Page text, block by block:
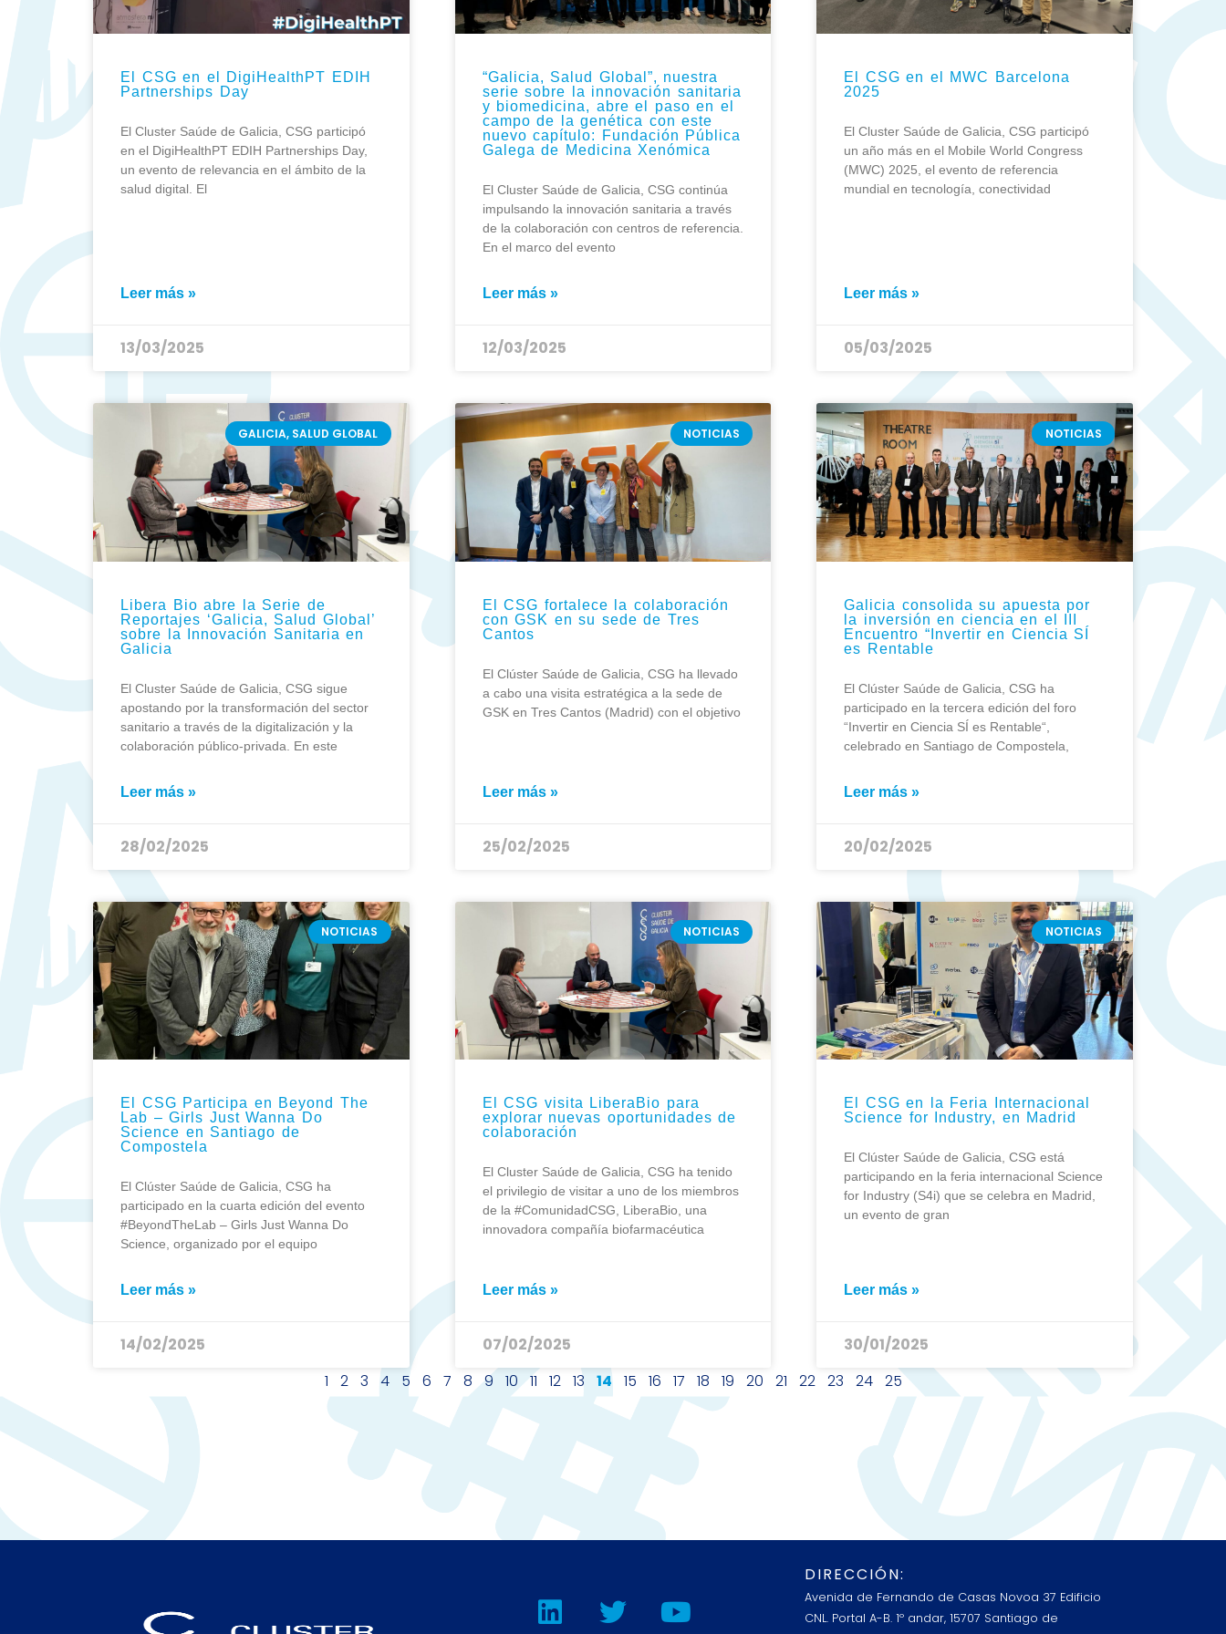
El CSG en el DigiHealthPT EDIH
Partnerships Day
El Cluster Saúde de Galicia, CSG participó
en el DigiHealthPT EDIH Partnerships Day,
un evento de relevancia en el ámbito de la
salud digital. El
Leer más »
13/03/2025
“Galicia, Salud Global”, nuestra
serie sobre la innovación sanitaria
y biomedicina, abre el paso en el
campo de la genética con este
nuevo capítulo: Fundación Pública
Galega de Medicina Xenómica
El Cluster Saúde de Galicia, CSG continúa
impulsando la innovación sanitaria a través
de la colaboración con centros de referencia.
En el marco del evento
Leer más »
12/03/2025
El CSG en el MWC Barcelona
2025
El Cluster Saúde de Galicia, CSG participó
un año más en el Mobile World Congress
(MWC) 2025, el evento de referencia
mundial en tecnología, conectividad
Leer más »
05/03/2025
GALICIA, SALUD GLOBAL
Libera Bio abre la Serie de
Reportajes ‘Galicia, Salud Global’
sobre la Innovación Sanitaria en
Galicia
El Cluster Saúde de Galicia, CSG sigue
apostando por la transformación del sector
sanitario a través de la digitalización y la
colaboración público-privada. En este
Leer más »
28/02/2025
NOTICIAS
El CSG fortalece la colaboración
con GSK en su sede de Tres
Cantos
El Clúster Saúde de Galicia, CSG ha llevado
a cabo una visita estratégica a la sede de
GSK en Tres Cantos (Madrid) con el objetivo
Leer más »
25/02/2025
NOTICIAS
Galicia consolida su apuesta por
la inversión en ciencia en el III
Encuentro “Invertir en Ciencia SÍ
es Rentable
El Clúster Saúde de Galicia, CSG ha
participado en la tercera edición del foro
“Invertir en Ciencia SÍ es Rentable“,
celebrado en Santiago de Compostela,
Leer más »
20/02/2025
NOTICIAS
El CSG Participa en Beyond The
Lab – Girls Just Wanna Do
Science en Santiago de
Compostela
El Clúster Saúde de Galicia, CSG ha
participado en la cuarta edición del evento
#BeyondTheLab – Girls Just Wanna Do
Science, organizado por el equipo
Leer más »
14/02/2025
NOTICIAS
El CSG visita LiberaBio para
explorar nuevas oportunidades de
colaboración
El Cluster Saúde de Galicia, CSG ha tenido
el privilegio de visitar a uno de los miembros
de la #ComunidadCSG, LiberaBio, una
innovadora compañía biofarmacéutica
Leer más »
07/02/2025
NOTICIAS
El CSG en la Feria Internacional
Science for Industry, en Madrid
El Clúster Saúde de Galicia, CSG está
participando en la feria internacional Science
for Industry (S4i) que se celebra en Madrid,
un evento de gran
Leer más »
30/01/2025
1 2 3 4 5 6 7 8 9 10 11 12 13 14 15 16 17 18 19 20 21 22 23 24 25
L
i
T
w
Y
o
DIRECCIÓN:
Avenida de Fernando de Casas Novoa 37 Edificio
CNL. Portal A-B. 1º andar, 15707 Santiago de